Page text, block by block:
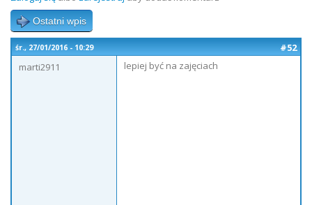
Ostatni wpis
śr., 27/01/2016 - 10:29
#52
marti2911
lepiej być na zajęciach